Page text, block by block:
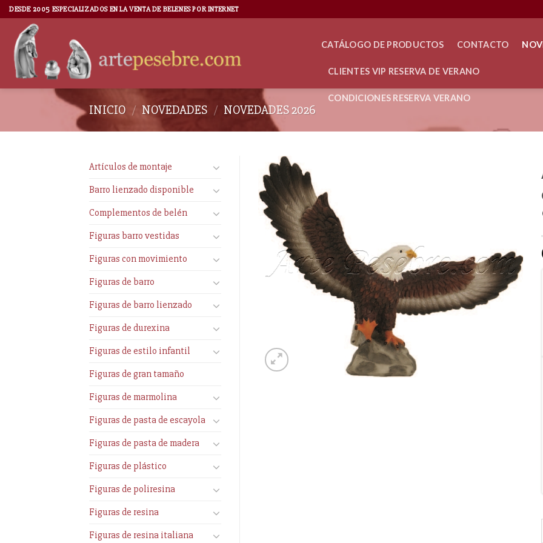
DESDE 2005 ESPECIALIZADOS EN LA VENTA DE BELENES POR INTERNET
CATÁLOGO DE PRODUCTOS CONTACTO
CLIENTES VIP RESERVA DE VERANO
CONDICIONES RESERVA VERANO
INICIO / NOVEDADES / NOVEDADES 2026
Artículos de montaje
Barro lienzado disponible
Complementos de belén
Figuras barro vestidas
Figuras con movimiento
Figuras de barro
Figuras de barro lienzado
Figuras de durexina
Figuras de estilo infantil
Figuras de gran tamaño
Figuras de marmolina
Figuras de pasta de escayola
Figuras de pasta de madera
Figuras de plástico
Figuras de poliresina
Figuras de resina
Figuras de resina italiana